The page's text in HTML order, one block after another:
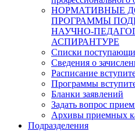
НОРМАТИВНЫЕ
ПРОГРАММЫ
НАУЧНО-
АСПИРАНТУРЕ
Списки
Сведения о
Расписание
Программы
Бланки заявлений
Задать вопрос
Архивы приемных
Подразделения